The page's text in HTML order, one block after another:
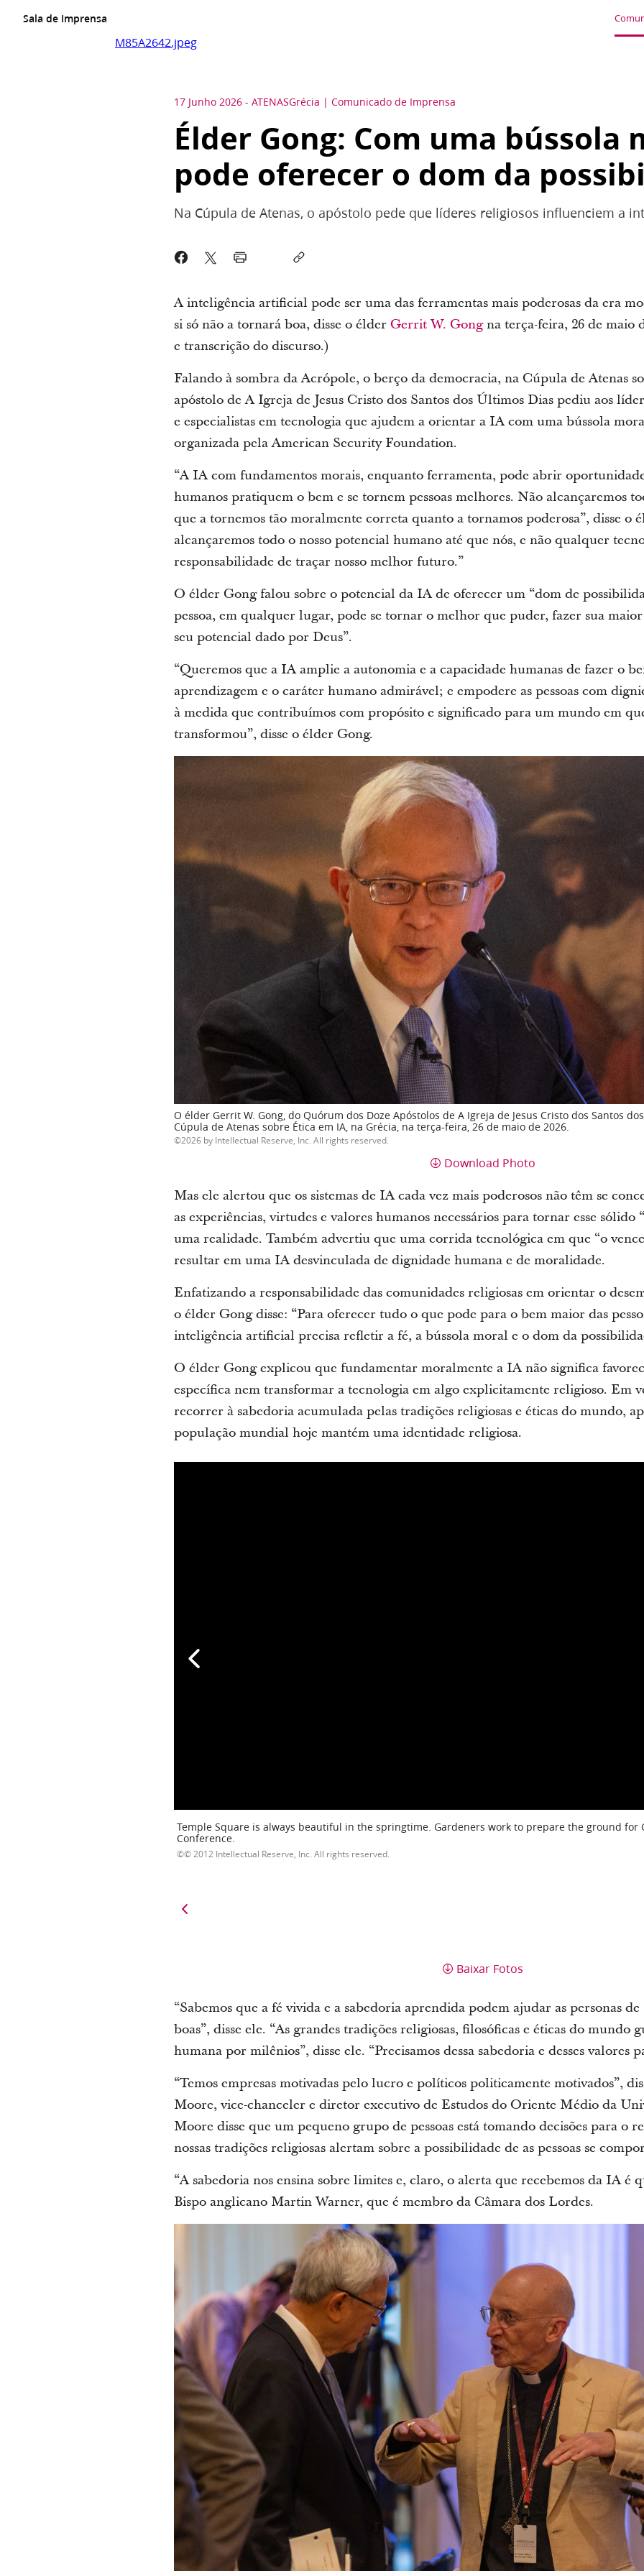
Sala de Imprensa
M85A2642.jpeg
17 Junho 2026 - ATENASGrécia Comunicado de Imprensa
Élder Gong: Com uma bússola
pode oferecer o dom da
Na Cúpula de Atenas, o apóstolo pede que líderes religiosos influenciem a
A inteligência artificial pode ser uma das ferramentas mais poderosas da era
si só não a tornará boa, disse o élder Gerrit W. Gongna terça-feira, 26 de maio
e transcrição do discurso.)
Falando à sombra da Acrópole, o berço da democracia, na Cúpula de Atenas
apóstolo de A Igreja de Jesus Cristo dos Santos dos Últimos Dias pediu aos
e especialistas em tecnologia que ajudem a orientar a IA com uma bússola
organizada pela American Security Foundation.
“A IA com fundamentos morais, enquanto ferramenta, pode abrir
humanos pratiquem o bem e se tornem pessoas melhores. Não alcançaremos
que a tornemos tão moralmente correta quanto a tornamos poderosa”, disse o
alcançaremos todo o nosso potencial humano até que nós, e não qualquer
responsabilidade de traçar nosso melhor futuro.”
O élder Gong falou sobre o potencial da IA de oferecer um “dom de
pessoa, em qualquer lugar, pode se tornar o melhor que puder, fazer sua
seu potencial dado por Deus”.
“Queremos que a IA amplie a autonomia e a capacidade humanas de fazer o
aprendizagem e o caráter humano admirável; e empodere as pessoas com
à medida que contribuímos com propósito e significado para um mundo em
transformou”, disse o élder Gong.
O élder Gerrit W. Gong, do Quórum dos Doze Apóstolos de A Igreja de Jesus Cristo dos Santos
Cúpula de Atenas sobre Ética em IA, na Grécia, na terça-feira, 26 de maio de 2026.
2026 by Intellectual Reserve, Inc. All rights reserved.
Download Photo
Mas ele alertou que os sistemas de IA cada vez mais poderosos não têm se
as experiências, virtudes e valores humanos necessários para tornar esse sólido
uma realidade. Também advertiu que uma corrida tecnológica em que “o
resultar em uma IA desvinculada de dignidade humana e de moralidade.
Enfatizando a responsabilidade das comunidades religiosas em orientar o
o élder Gong disse: “Para oferecer tudo o que pode para o bem maior das
inteligência artificial precisa refletir a fé, a bússola moral e o dom da
O élder Gong explicou que fundamentar moralmente a IA não significa
específica nem transformar a tecnologia em algo explicitamente religioso. Em
recorrer à sabedoria acumulada pelas tradições religiosas e éticas do mundo,
população mundial hoje mantém uma identidade religiosa.
Temple Square is always beautiful in the springtime. Gardeners work to prepare the ground for
Conference.
© 2012 Intellectual Reserve, Inc. All rights reserved.
Baixar Fotos
“Sabemos que a fé vivida e a sabedoria aprendida podem ajudar as personas
boas”, disse ele. “As grandes tradições religiosas, filosóficas e éticas do mundo
humana por milênios”, disse ele. “Precisamos dessa sabedoria e desses valores
“Temos empresas motivadas pelo lucro e políticos politicamente motivados”,
Moore, vice-chanceler e diretor executivo de Estudos do Oriente Médio da
Moore disse que um pequeno grupo de pessoas está tomando decisões para o
nossas tradições religiosas alertam sobre a possibilidade de as pessoas se
“A sabedoria nos ensina sobre limites e, claro, o alerta que recebemos da IA é
Bispo anglicano Martin Warner, que é membro da Câmara dos Lordes.